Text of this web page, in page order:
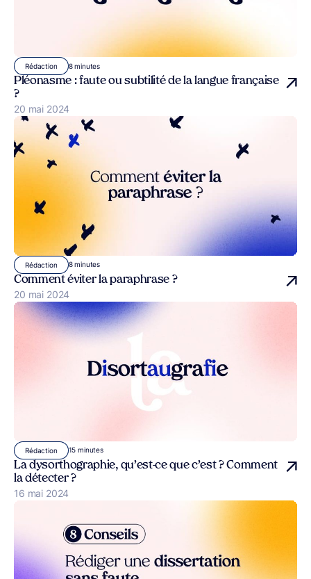
Rédaction 8 minutes
Pléonasme : faute ou subtilité de la langue française
?
Publié le
20 mai 2024
Rédaction 8 minutes
Comment éviter la paraphrase ?
Publié le
20 mai 2024
Rédaction 15 minutes
La dysorthographie, qu’est-ce que c’est ? Comment
la détecter ?
Publié le
16 mai 2024